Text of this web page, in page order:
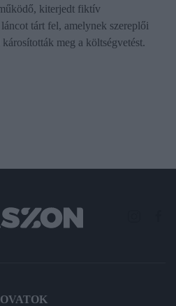
kiterjedt fiktív
tárt fel, amelynek szereplői
meg a költségvetést.